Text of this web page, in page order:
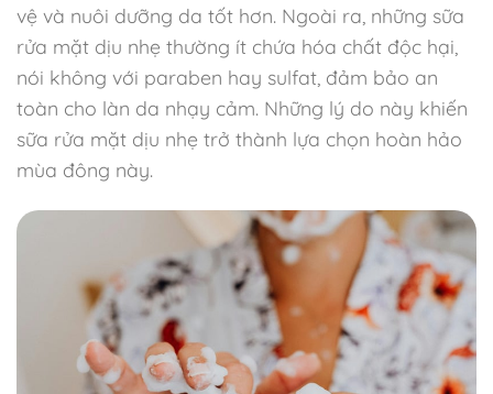
vệ và nuôi dưỡng da tốt hơn. Ngoài ra, những sữa
rửa mặt dịu nhẹ thường ít chứa hóa chất độc hại,
nói không với paraben hay sulfat, đảm bảo an
toàn cho làn da nhạy cảm. Những lý do này khiến
sữa rửa mặt dịu nhẹ trở thành lựa chọn hoàn hảo
mùa đông này.